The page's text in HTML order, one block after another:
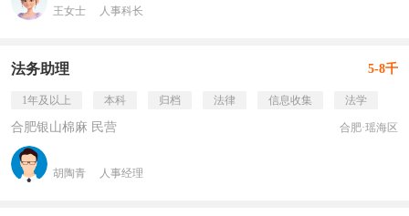
王女士 人事科长
法务助理 5-8千
1年及以上 本科 归档 法律 信息收集 法学
合肥银山棉麻 民营 合肥·瑶海区
胡陶青 人事经理